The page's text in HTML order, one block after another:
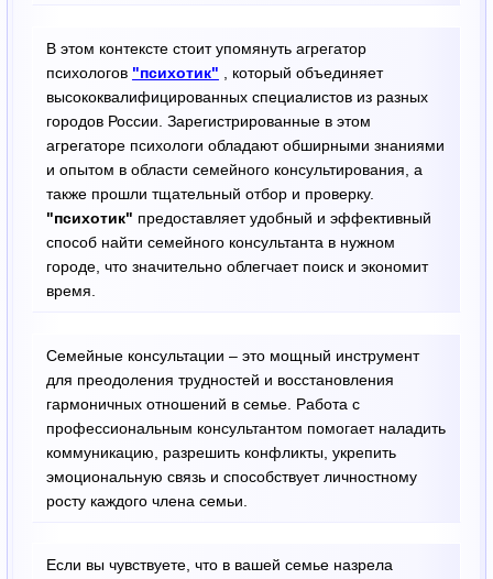
В этом контексте стоит упомянуть агрегатор
психологов "психотик" , который объединяет
высококвалифицированных специалистов из разных
городов России. Зарегистрированные в этом
агрегаторе психологи обладают обширными знаниями
и опытом в области семейного консультирования, а
также прошли тщательный отбор и проверку.
"психотик" предоставляет удобный и эффективный
способ найти семейного консультанта в нужном
городе, что значительно облегчает поиск и экономит
время.
Семейные консультации – это мощный инструмент
для преодоления трудностей и восстановления
гармоничных отношений в семье. Работа с
профессиональным консультантом помогает наладить
коммуникацию, разрешить конфликты, укрепить
эмоциональную связь и способствует личностному
росту каждого члена семьи.
Если вы чувствуете, что в вашей семье назрела